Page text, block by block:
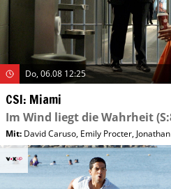
Do, 06.08 12:25
CSI: Miami
Im Wind liegt die Wahrheit
Mit: David Caruso, Emily Procter,